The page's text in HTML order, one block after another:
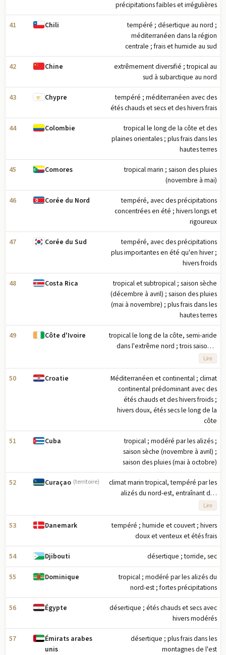
précipitations faibles et irrégulières
41 Chili
tempéré ; désertique au nord ;
méditerranéen dans la région
centrale ; frais et humide au sud
42 Chine
extrêmement diversifié ; tropical au
sud à subarctique au nord
43 Chypre
tempéré ; méditerranéen avec des
étés chauds et secs et des hivers frais
44 Colombie
tropical le long de la côte et des
plaines orientales ; plus frais dans les
hautes terres
45 Comores
tropical marin ; saison des pluies
(novembre à mai)
46 Corée du Nord
tempéré, avec des précipitations
concentrées en été ; hivers longs et
rigoureux
47 Corée du Sud
tempéré, avec des précipitations
plus importantes en été qu'en hiver ;
hivers froids
48 Costa Rica
tropical et subtropical ; saison sèche
(décembre à avril) ; saison des pluies
(mai à novembre) ; plus frais dans les
hautes terres
49 Côte d'Ivoire
tropical le long de la côte, semi-aride
dans l'extrême nord ; trois saisons -
chaud et sec (novembre à mars),
chaud et sec (mars à mai), chaud et
humide (juin à octobre)
Lire
50 Croatie
Méditerranéen et continental ; climat
continental prédominant avec des
étés chauds et des hivers froids ;
hivers doux, étés secs le long de la
côte
51 Cuba
tropical ; modéré par les alizés ;
saison sèche (novembre à avril) ;
saison des pluies (mai à octobre)
52 Curaçao (territoire)
climat marin tropical, tempéré par les
alizés du nord-est, entraînant des
températures douces ; semi-aride
avec des précipitations moyennes de
60 cm par an
Lire
53 Danemark
tempéré ; humide et couvert ; hivers
doux et venteux et étés frais
54 Djibouti désertique ; torride, sec
55 Dominique
tropical ; modéré par les alizés du
nord-est ; fortes précipitations
56 Égypte
désertique ; étés chauds et secs avec
hivers modérés
57
Émirats arabes
unis
désertique ; plus frais dans les
montagnes de l'est